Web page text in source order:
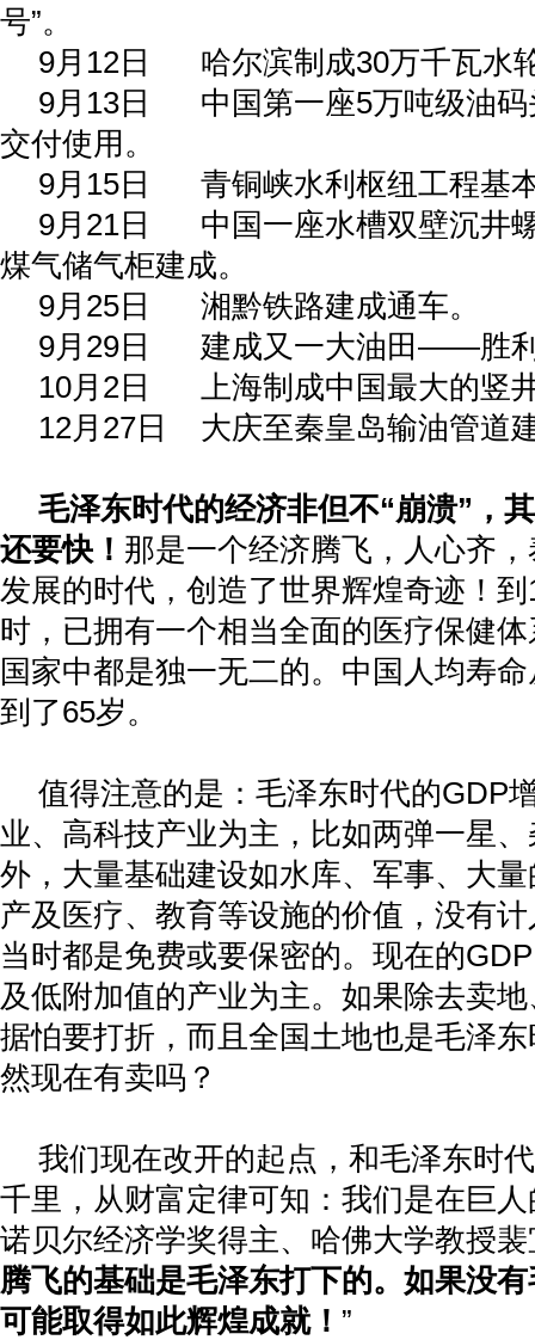
号”。
9月 12日 哈尔滨制成30万千瓦水
9月 13日 中国第一座5万吨级油
交付使用。
9月 15日
青铜峡水利枢纽工程基
9月 21日
中国一座水槽双壁沉井
煤气储气柜建成。
9月 25日
湘黔铁路建成通车。
9月 29日
建成又一大油田——胜
10月 2日
上海制成中国最大的竖
12月 27日 大庆至秦皇岛输油管道
毛泽东时代的经济非但不“崩溃”，
还要快！ 那是一个经济腾飞，人心齐
发展的时代，创造了世界辉煌奇迹！到
时，已拥有一个相当全面的医疗保健
国家中都是独一无二的。中国人均寿命
到了65岁。
值得注意的是：毛泽东时代的GDP
业、高科技产业为主，比如两弹一星
外，大量基础建设如水库、军事、大
产及医疗、教育等设施的价值，没有计
当时都是免费或要保密的。现在的GDP
及低附加值的产业为主。如果除去卖
据怕要打折，而且全国土地也是毛泽
然现在有卖吗？
我们现在改开的起点，和毛泽东时
千里，从财富定律可知：我们是在巨
诺贝尔经济学奖得主、哈佛大学教授裴
腾飞的基础是毛泽东打下的。如果没
可能取得如此辉煌成就！ ”